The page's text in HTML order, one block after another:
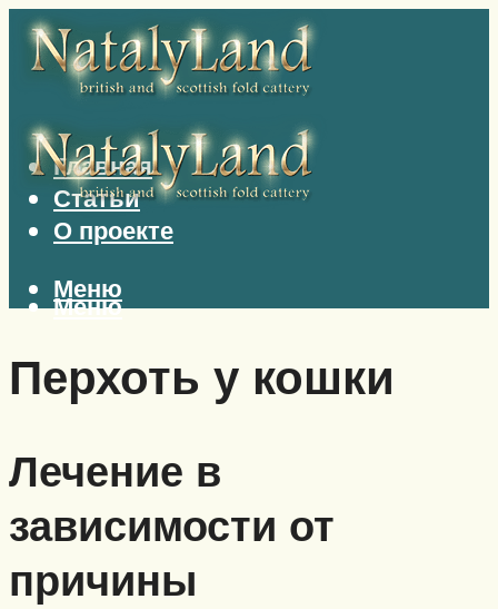
Главная
Статьи
О проекте
Меню
Меню
Перхоть у кошки
Лечение в
зависимости от
причины